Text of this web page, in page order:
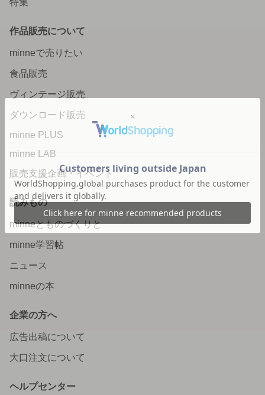
作品販売について
minneで売りたい
食品販売
ヴィンテージ販売
ダウンロード販売
minne PLUS
minne LAB
販売支援企画・イベント
読みもの
minneとものづくりと
minne学習帖
ニュース
minneの本
企業の方へ
広告出稿について
大口注文について
ヘルプセンター